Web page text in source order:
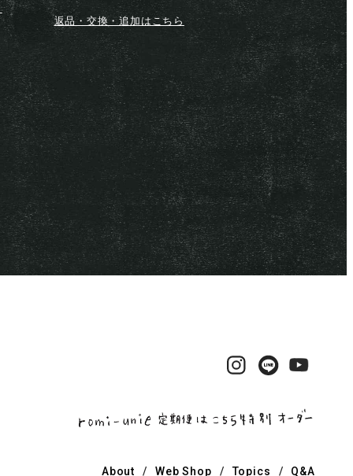
返品・交換・追加はこちら
Instagram
LINE
About Web Shop Topics Q&A